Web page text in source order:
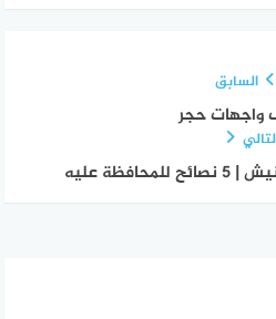
السابق
واجهات حجر
عليه